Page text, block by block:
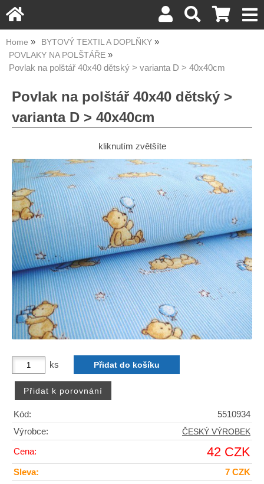
Home
BYTOVÝ TEXTIL A DOPLŇKY
POVLAKY NA POLŠTÁŘE
Povlak na polštář 40x40 dětský > varianta D > 40x40cm
Povlak na polštář 40x40 dětský >
varianta D > 40x40cm
kliknutím zvětšíte
ks
Kód:
5510934
Výrobce:
ČESKÝ VÝROBEK
Cena: 42 CZK
Sleva:
7 CZK